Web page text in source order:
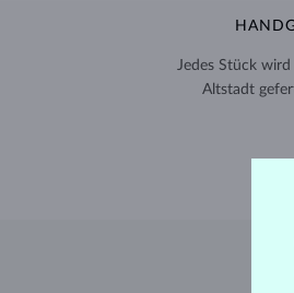
Jedes Stück
Altstadt